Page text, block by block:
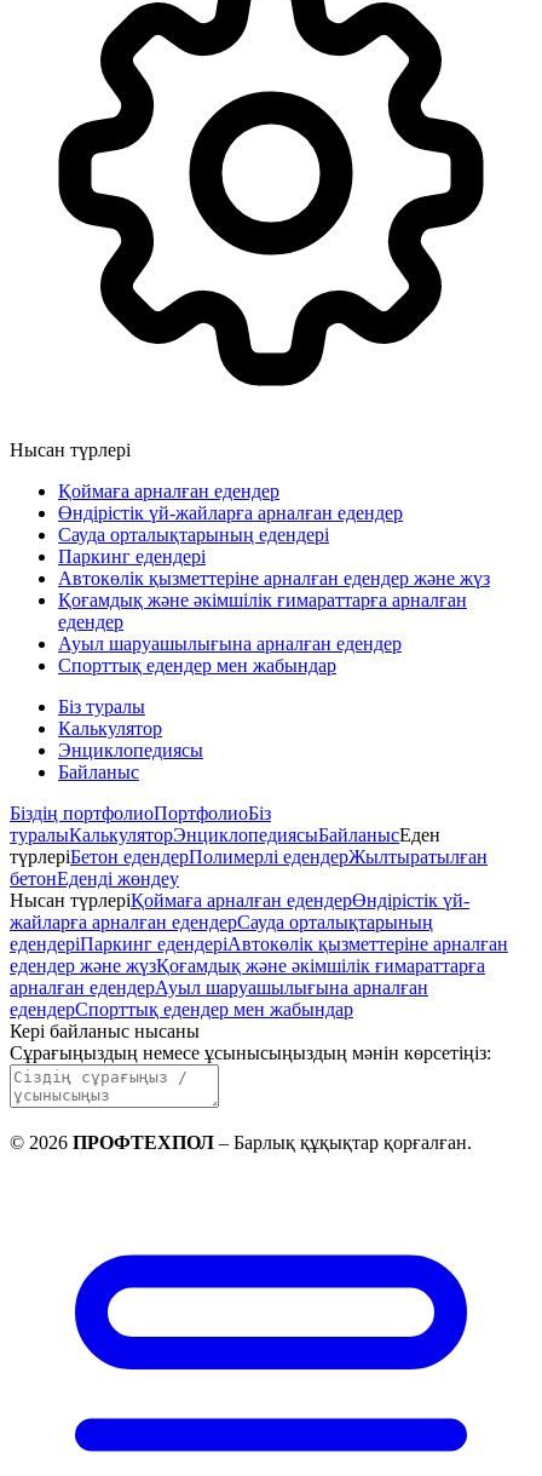
Нысан түрлері
Қоймаға арналған едендер
Өндірістік үй-жайларға арналған едендер
Сауда орталықтарының едендері
Паркинг едендері
Автокөлік қызметтеріне арналған едендер және жүз
Қоғамдық және әкімшілік ғимараттарға арналған
едендер
Ауыл шаруашылығына арналған едендер
Спорттық едендер мен жабындар
Біз туралы
Калькулятор
Энциклопедиясы
Байланыс
Біздің портфолиоПортфолиоБіз
туралыКалькуляторЭнциклопедиясыБайланысЕден
түрлеріБетон едендерПолимерлі едендерЖылтыратылған
бетонЕденді жөндеу
Нысан түрлеріҚоймаға арналған едендерӨндірістік үй-
жайларға арналған едендерСауда орталықтарының
едендеріПаркинг едендеріАвтокөлік қызметтеріне арналған
едендер және жүзҚоғамдық және әкімшілік ғимараттарға
арналған едендерАуыл шаруашылығына арналған
едендерСпорттық едендер мен жабындар
Кері байланыс нысаны
Сұрағыңыздың немесе ұсынысыңыздың мәнін көрсетіңіз:
© 2026 ПРОФТЕХПОЛ – Барлық құқықтар қорғалған.